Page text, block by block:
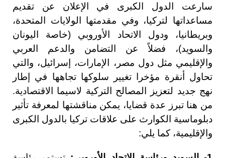
سارعت الدول الكبرى في الإعلان عن تقديم
مساعداتها لتركيا، وفي مقدمتها الولايات المتحدة،
وبريطانيا، ودول الاتحاد الأوروبي (خاصة اليونان
والسويد)، فضلاً عن التضامن والدعم العربي
والإقليمي مثل دول مصر، الإمارات، إسرائيل، والتي
تحاول أنقرة مؤخرا تغيير سلوكها تجاهها في إطار
نهج جديد لتعزيز المصالح التركية لاسيما الاقتصادية.
من هنا تبرز عدة قضايا، يمكن مناقشتها لمعرفة تأثير
دبلوماسية الكوارث على علاقات تركيا بالدول الكبرى
والإقليمية، كما يلي: